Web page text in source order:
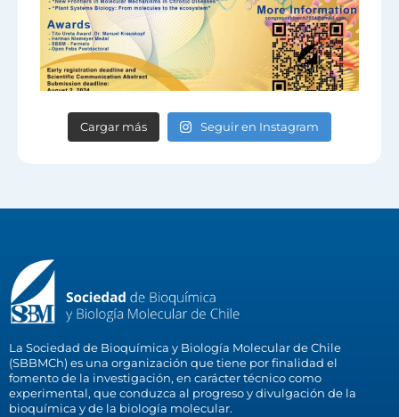
Cargar más Seguir en Instagram
La Sociedad de Bioquímica y Biología Molecular de Chile
(SBBMCh) es una organización que tiene por finalidad el
fomento de la investigación, en carácter técnico como
experimental, que conduzca al progreso y divulgación de la
bioquímica y de la biología molecular.